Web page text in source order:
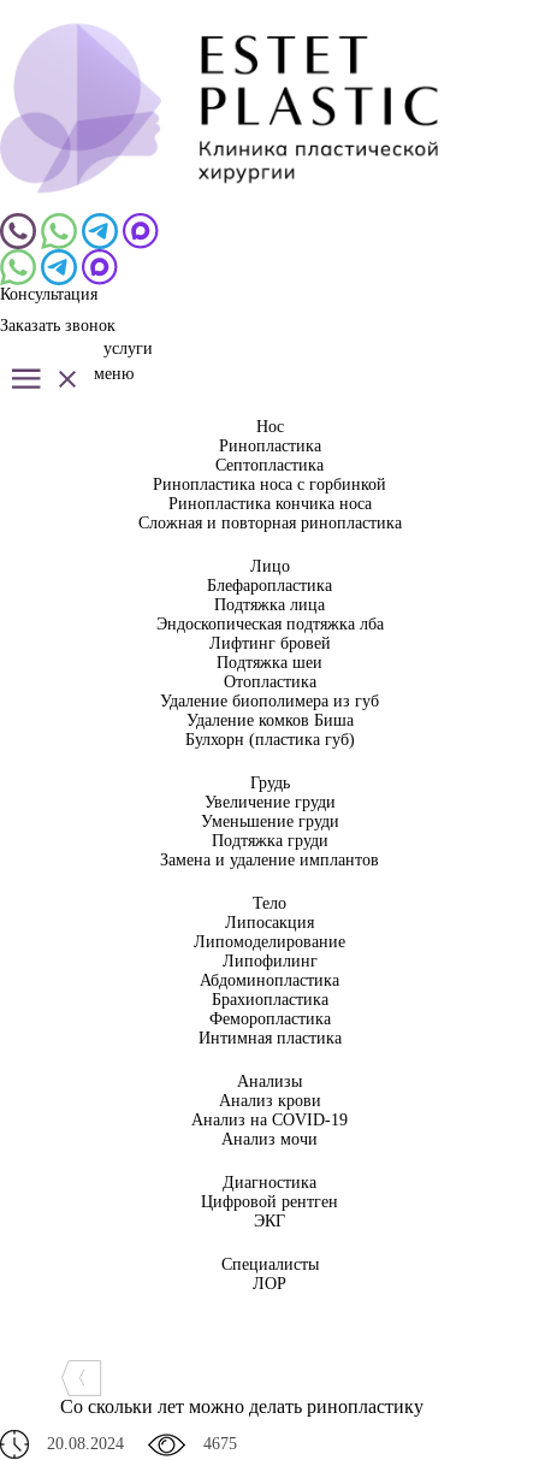
Консультация
Заказать звонок
услуги
меню
Нос
Ринопластика
Септопластика
Ринопластика носа с горбинкой
Ринопластика кончика носа
Сложная и повторная ринопластика
Лицо
Блефаропластика
Подтяжка лица
Эндоскопическая подтяжка лба
Лифтинг бровей
Подтяжка шеи
Отопластика
Удаление биополимера из губ
Удаление комков Биша
Булхорн (пластика губ)
Грудь
Увеличение груди
Уменьшение груди
Подтяжка груди
Замена и удаление имплантов
Тело
Липосакция
Липомоделирование
Липофилинг
Абдоминопластика
Брахиопластика
Феморопластика
Интимная пластика
Анализы
Анализ крови
Анализ на COVID-19
Анализ мочи
Диагностика
Цифровой рентген
ЭКГ
Специалисты
ЛОР
Со скольки лет можно делать ринопластику
20.08.2024 4675